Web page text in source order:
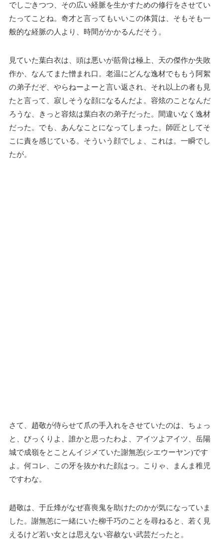
でしごきつつ、その広い経脈を生かすための修行をさせてい
たってことね。奇才と言ってもいいこの体質は、そもそも一
般的な経脈の人より、時間がかかるんだそう。
見ていた葉白衣は、頭は悪いが筋骨は極上、天の傑作か失敗
作か、なんてまた憎まれ口。老温にどんな逸材でももう阿絮
の弟子だぞ、やらねーよーと言い返され、それ以上の者も見
たと言って、寂しそうな顔になるんだよ。容炫のことなんだ
ろうな、きっと容炫は葉白衣の弟子だった。間違いなく逸材
だった。でも、あんなことになってしまった。師匠としてそ
こに責を感じている。そういう顔でしょ、これは。一瞬でし
たが。
さて、趙敬が侍らせて爪の手入れをさせていたのは、ちょっ
と、びっくりよ、誰かと思ったわよ、アイツよアイツ、岳陽
城で成嶺をとことんイジメていた謝無恙(シエウーヤン)です
よ。何コレ、この牙を抜かれた顔はっ。こりゃ、まんま稚児
ですわな。
趙敬は、于丘烽がなぜ喜喪鬼を助けたのかが気になっていま
した。謝無恙に一緒にいた柳千巧のことを尋ねると、若く見
えるけど若い女とは思えない容赦ない武芸だったと。